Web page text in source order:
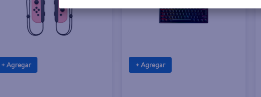
+ Agregar + Agregar